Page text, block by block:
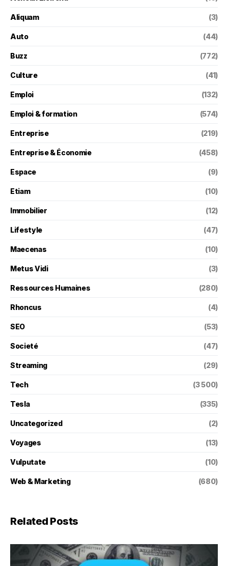
Aliquam (3)
Auto (44)
Buzz (772)
Culture (41)
Emploi (132)
Emploi & formation (574)
Entreprise (219)
Entreprise & Économie (458)
Espace (9)
Etiam (10)
Immobilier (12)
Lifestyle (47)
Maecenas (10)
Metus Vidi (3)
Ressources Humaines (280)
Rhoncus (4)
SEO (53)
Societé (47)
Streaming (29)
Tech (3 500)
Tesla (335)
Uncategorized (2)
Voyages (13)
Vulputate (10)
Web & Marketing (680)
Related Posts